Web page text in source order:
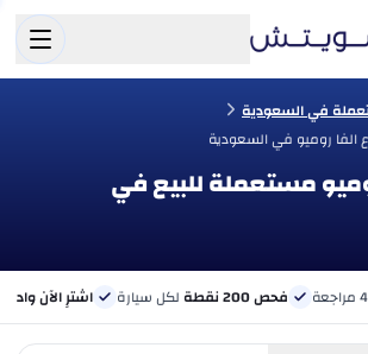
في السعودية
روميو في السعودية
مستعملة للبيع في
فحص 200 نقطة لكل سيارة اشترِ الآن